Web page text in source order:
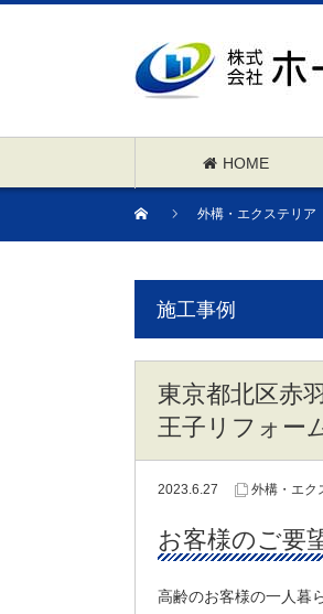
HOME
外構・エクステリア
施工事例
東京都北区
王子リフォー
2023.6.27 外構・エク
お客様のご要
高齢のお客様の一人暮